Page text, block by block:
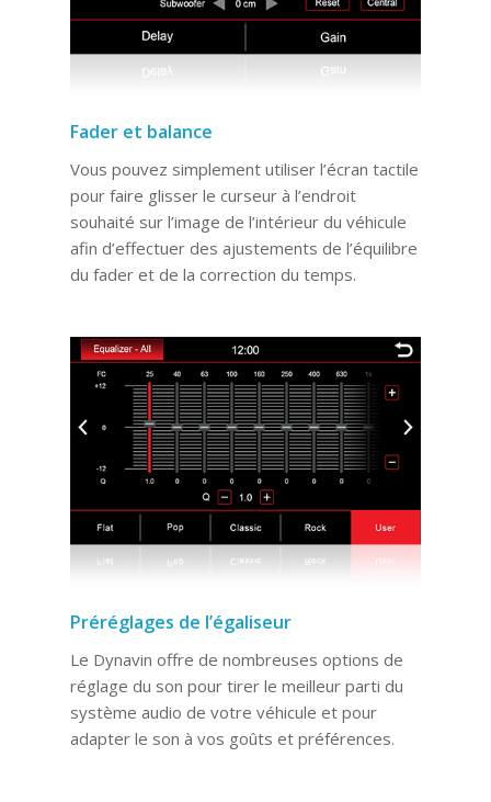
Fader et balance
Vous pouvez simplement utiliser l’écran tactile
pour faire glisser le curseur à l’endroit
souhaité sur l’image de l’intérieur du véhicule
afin d’effectuer des ajustements de l’équilibre
du fader et de la correction du temps.
Préréglages de l’égaliseur
Le Dynavin offre de nombreuses options de
réglage du son pour tirer le meilleur parti du
système audio de votre véhicule et pour
adapter le son à vos goûts et préférences.